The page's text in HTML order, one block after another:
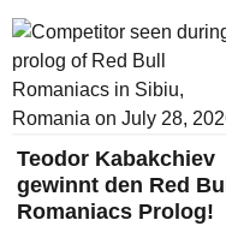
Teodor Kabakchiev
gewinnt den Red Bull
Romaniacs Prolog!